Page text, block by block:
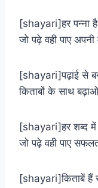
[shayari]हर पन्ना
जो पढ़े वही पाए
[shayari]पढ़ाई से
किताबों के साथ
[shayari]हर शब्द
जो पढ़े वही पाए
[shayari]किताबें हैं